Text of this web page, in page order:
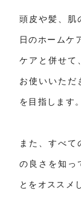
頭皮や髪、肌
日のホームケ
ケアと併せて
お使いいただ
を目指します。
また、すべ
の良さを知っ
とをオススメ